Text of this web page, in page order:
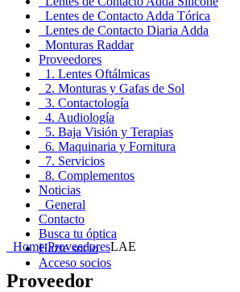
Lentes de Contacto Adda Tórica
Lentes de Contacto Diaria Adda
Monturas Raddar
Proveedores
1. Lentes Oftálmicas
2. Monturas y Gafas de Sol
3. Contactología
4. Audiología
5. Baja Visión y Terapias
6. Maquinaria y Fornitura
7. Servicios
8. Complementos
Noticias
General
Contacto
Busca tu óptica
Hazte socio
Acceso socios
Home ProveedoresLAE
Proveedor